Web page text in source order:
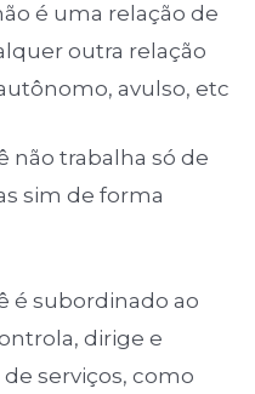
é uma relação de
outra relação
avulso, etc
não trabalha só de
sim de forma
é subordinado ao
dirige e
serviços, como